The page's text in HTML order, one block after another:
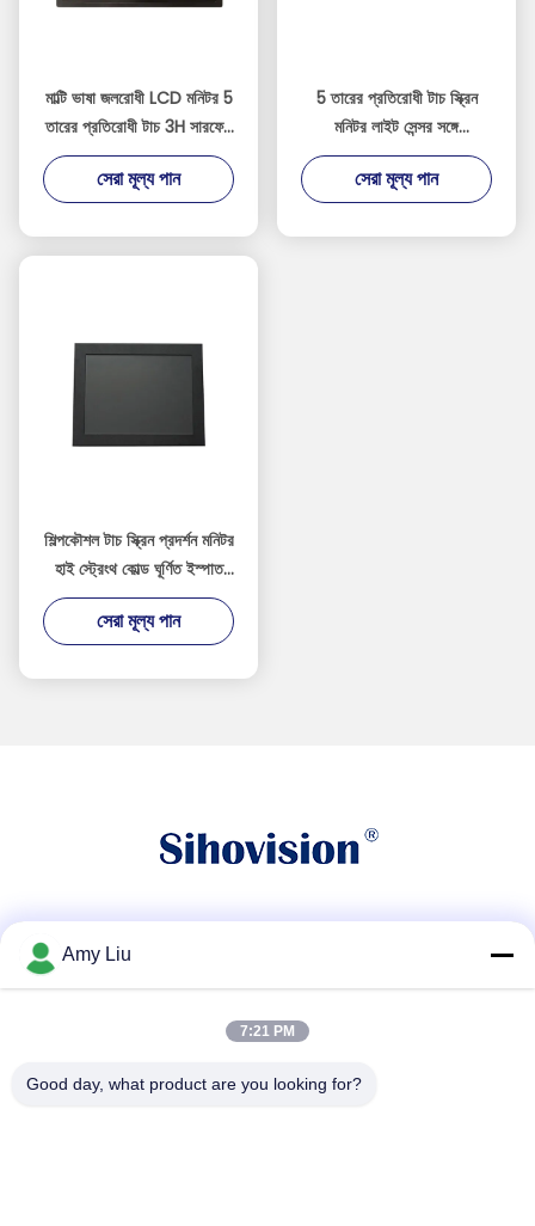
মাল্টি ভাষা জলরোধী LCD মনিটর 5
তারের প্রতিরোধী টাচ 3H সারফেস
কঠোরতা
সেরা মূল্য পান
5 তারের প্রতিরোধী টাচ স্ক্রিন
মনিটর লাইট সেন্সর সঙ্গে
অ্যালুমিনিয়াম খাদ উপাদান
সেরা মূল্য পান
শিল্পকৌশল টাচ স্ক্রিন প্রদর্শন মনিটর
হাই স্ট্রেংথ কোল্ড ঘূর্ণিত ইস্পাত
উপাদান
সেরা মূল্য পান
টেলিফোন
Amy Liu
7:21 PM
Good day, what product are you looking for?